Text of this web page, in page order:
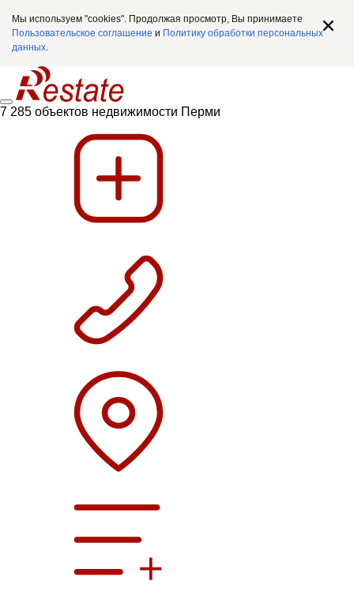
Мы используем "cookies". Продолжая просмотр, Вы принимаете
Пользовательское соглашение и Политику обработки персональных
данных.
7 285 объектов недвижимости Перми